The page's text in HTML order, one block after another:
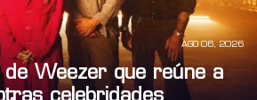
AGO 06, 2026
de Weezer que reúne a